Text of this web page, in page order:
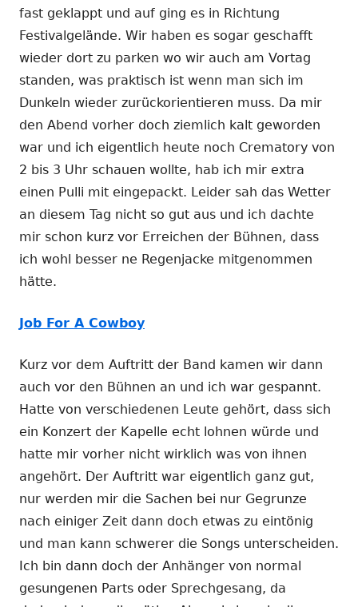
fast geklappt und auf ging es in Richtung
Festivalgelände. Wir haben es sogar geschafft
wieder dort zu parken wo wir auch am Vortag
standen, was praktisch ist wenn man sich im
Dunkeln wieder zurückorientieren muss. Da mir
den Abend vorher doch ziemlich kalt geworden
war und ich eigentlich heute noch Crematory von
2 bis 3 Uhr schauen wollte, hab ich mir extra
einen Pulli mit eingepackt. Leider sah das Wetter
an diesem Tag nicht so gut aus und ich dachte
mir schon kurz vor Erreichen der Bühnen, dass
ich wohl besser ne Regenjacke mitgenommen
hätte.
Job For A Cowboy
Kurz vor dem Auftritt der Band kamen wir dann
auch vor den Bühnen an und ich war gespannt.
Hatte von verschiedenen Leute gehört, dass sich
ein Konzert der Kapelle echt lohnen würde und
hatte mir vorher nicht wirklich was von ihnen
angehört. Der Auftritt war eigentlich ganz gut,
nur werden mir die Sachen bei nur Gegrunze
nach einiger Zeit dann doch etwas zu eintönig
und man kann schwerer die Songs unterscheiden.
Ich bin dann doch der Anhänger von normal
gesungenen Parts oder Sprechgesang, da